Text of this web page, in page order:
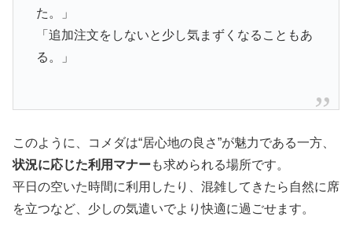
た。」
「追加注文をしないと少し気まずくなることもあ
る。」
このように、コメダは“居心地の良さ”が魅力である一方、
状況に応じた利用マナーも求められる場所です。
平日の空いた時間に利用したり、混雑してきたら自然に席
を立つなど、少しの気遣いでより快適に過ごせます。